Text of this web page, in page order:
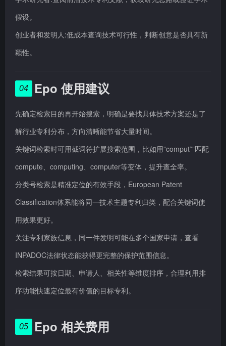
假设。
创业者和发明人:低成本查询技术可行性，判断创意是否具有新
颖性。
04 Epo 使用建议
先确定检索目的再开始搜索，明确是要找具体技术方案还是了
解行业专利分布，方向清晰能节省大量时间。
关键词检索时可用截词符扩展搜索范围，比如用”comput*”匹配
compute、computing、computer等变体，提升查全率。
分类号检索是精准定位的有效手段，European Patent
Classification体系能将同一技术主题专利归类，配合关键词使
用效果更好。
关注专利家族信息，同一件发明可能在多个国家申请，查看
INPADOC法律状态能获得更完整的保护范围信息。
检索结果可按日期、申请人、相关性等维度排序，合理利用排
序功能快速定位最有价值的目标专利。
05 Epo 相关费用